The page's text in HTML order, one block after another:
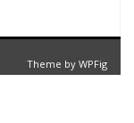
Theme by WPFig